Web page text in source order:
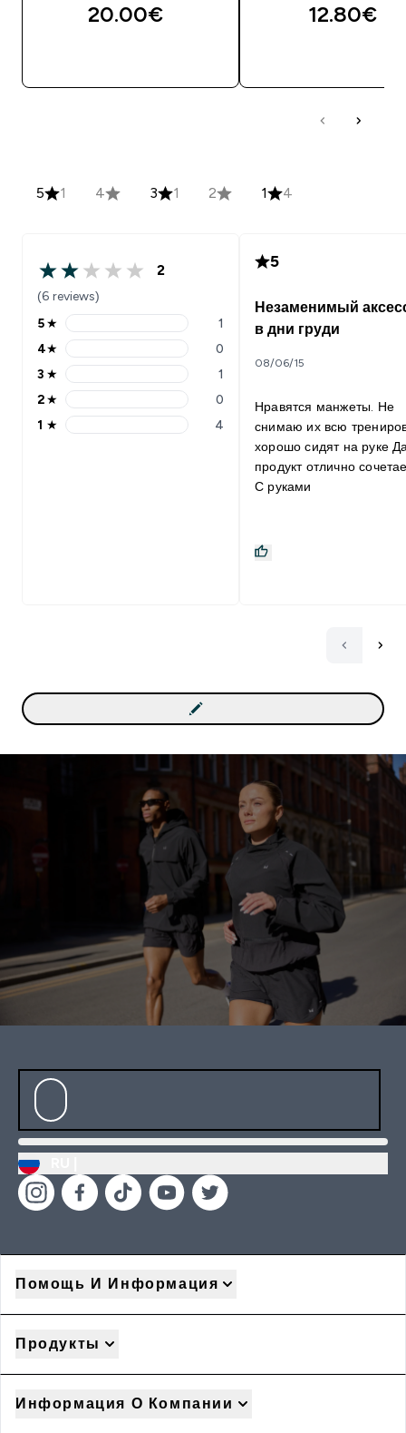
20.00€‎ 12.80€‎
5 1 4 3 1 2 1 4
2
(6 reviews)
5★
1
4★
0
3 ★
1
2★
0
1 ★ 4
5
Незаменимый
в дни груди
08/06/15
Нравятся манжеты. Не
снимаю их всю
хорошо сидят на руке
продукт отлично
С руками
Помощь И Информация
Продукты
Информация О Компании